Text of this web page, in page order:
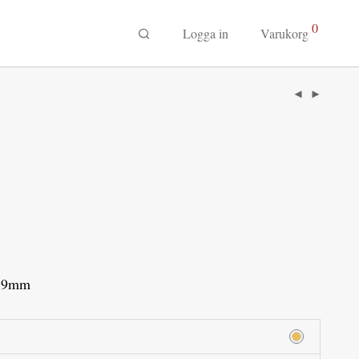
Logga in Varukorg0